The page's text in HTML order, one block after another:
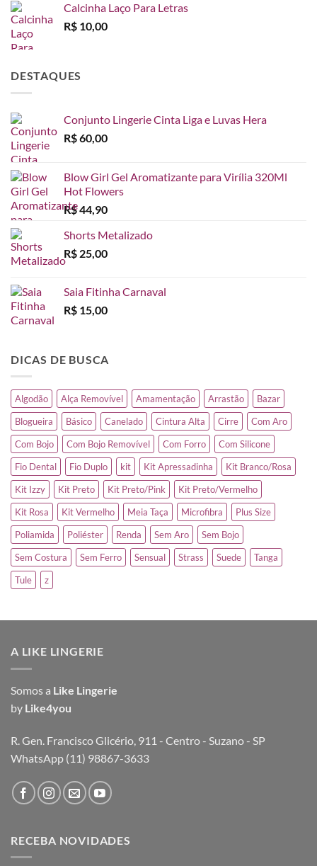
Calcinha Laço Para Letras
R$ 10,00
DESTAQUES
Conjunto Lingerie Cinta Liga e Luvas Hera
R$60,00
Blow Girl Gel Aromatizante para Virília 320Ml
Hot Flowers
R$44,90
Shorts Metalizado
R$ 25,00
Saia Fitinha Carnaval
R$ 15,00
DICAS DE BUSCA
Algodão Alça Removível Amamentação Arrastão
Bazar
Blogueira
Básico Canelado Cintura Alta Cirre
Com Aro
Com Bojo
Com Bojo Removível Com Forro
Com Silicone
Fio Dental
Fio Duplo kit Kit Apressadinha
Kit Branco/Rosa
Kit Izzy
Kit Preto Kit Preto/Pink
Kit Preto/Vermelho
Kit Rosa
Kit Vermelho Meia Taça Microfibra
Plus Size
Poliamida
Poliéster Renda Sem Aro
Sem Bojo
Sem Costura
Sem Ferro Sensual Strass Suede
Tanga
Tule
z
A LIKE LINGERIE
Somos a Like Lingerie
by Like4you
R. Gen. Francisco Glicério, 911 - Centro - Suzano - SP
WhatsApp (11) 98867-3633
RECEBA NOVIDADES